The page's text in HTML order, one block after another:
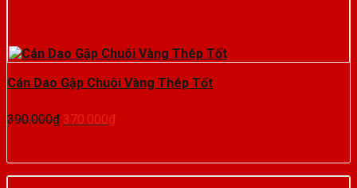
Cán Dao Gập Chuôi Vàng Thép Tốt
390.000₫ Giá
390.000₫.
370.000₫Giá
là:
370.000₫.